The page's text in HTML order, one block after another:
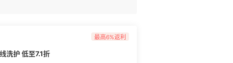
最高6%返利
洗护 低至7.1折